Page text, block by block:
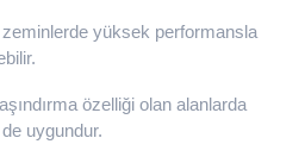
yüksek performansla
özelliği olan alanlarda
uygundur.